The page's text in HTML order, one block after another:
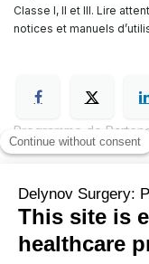
Classe I, II et III. Lire
notices et manuels
Programme de
Conditions générales
Mentions légales